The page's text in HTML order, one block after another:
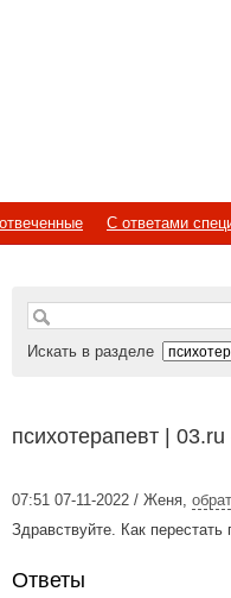
С ответами
Искать в разделе
психотерапевт |
07:51 07-11-2022 / Женя,
Здравствуйте. Как
Ответы